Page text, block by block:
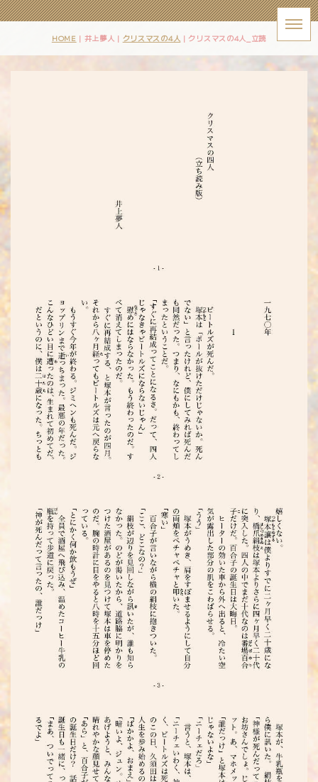
HOME | 井上夢人 | クリスマスの4人 | クリスマスの4人_立読